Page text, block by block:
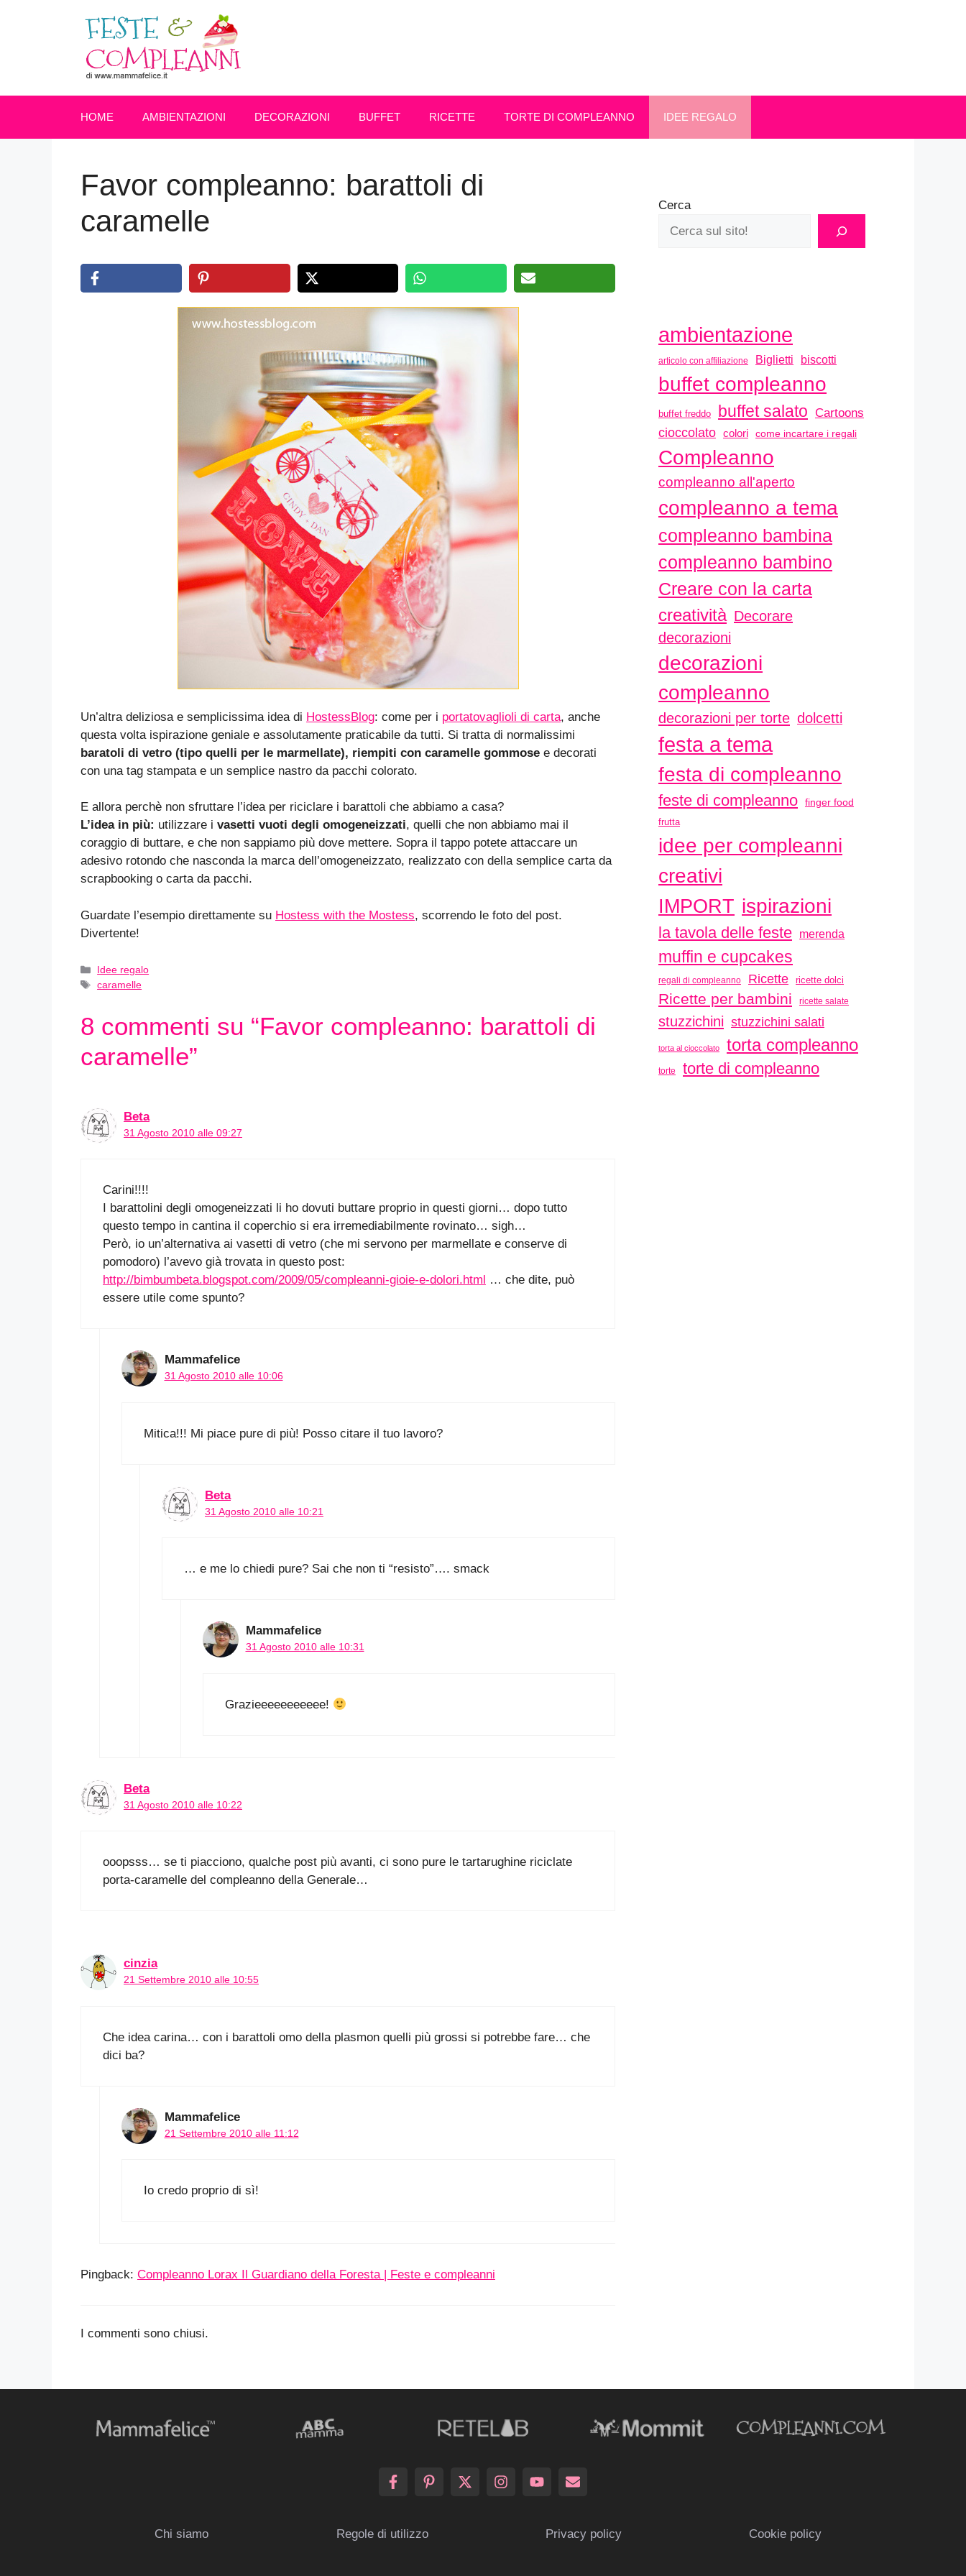
HOME AMBIENTAZIONI DECORAZIONI BUFFET RICETTE TORTE DI COMPLEANNO IDEE REGALO
Favor compleanno: barattoli di
caramelle
Un’altra deliziosa e semplicissima idea di HostessBlog: come per i portatovaglioli di carta, anche
questa volta ispirazione geniale e assolutamente praticabile da tutti. Si tratta di normalissimi
baratoli di vetro (tipo quelli per le marmellate), riempiti con caramelle gommose e decorati
con una tag stampata e un semplice nastro da pacchi colorato.
E allora perchè non sfruttare l’idea per riciclare i barattoli che abbiamo a casa?
L’idea in più: utilizzare i vasetti vuoti degli omogeneizzati, quelli che non abbiamo mai il
coraggio di buttare, e che non sappiamo più dove mettere. Sopra il tappo potete attaccare un
adesivo rotondo che nasconda la marca dell’omogeneizzato, realizzato con della semplice carta da
scrapbooking o carta da pacchi.
Guardate l’esempio direttamente su Hostess with the Mostess, scorrendo le foto del post.
Divertente!
Categorie
Idee regalo
Tag
caramelle
8 commenti su “Favor compleanno: barattoli di
caramelle”
Beta
31 Agosto 2010 alle 09:27
Carini!!!!
I barattolini degli omogeneizzati li ho dovuti buttare proprio in questi giorni… dopo tutto
questo tempo in cantina il coperchio si era irremediabilmente rovinato… sigh…
Però, io un’alternativa ai vasetti di vetro (che mi servono per marmellate e conserve di
pomodoro) l’avevo già trovata in questo post:
http://bimbumbeta.blogspot.com/2009/05/compleanni-gioie-e-dolori.html
… che dite, può
essere utile come spunto?
Mammafelice
31 Agosto 2010 alle 10:06
Mitica!!! Mi piace pure di più! Posso citare il tuo lavoro?
Beta
31 Agosto 2010 alle 10:21
… e me lo chiedi pure? Sai che non ti “resisto”…. smack
Mammafelice
31 Agosto 2010 alle 10:31
Grazieeeeeeeeeee!
Beta
31 Agosto 2010 alle 10:22
ooopsss… se ti piacciono, qualche post più avanti, ci sono pure le tartarughine riciclate
porta-caramelle del compleanno della Generale…
cinzia
21 Settembre 2010 alle 10:55
Che idea carina… con i barattoli omo della plasmon quelli più grossi si potrebbe fare… che
dici ba?
Mammafelice
21 Settembre 2010 alle 11:12
Io credo proprio di sì!
Pingback: Compleanno Lorax Il Guardiano della Foresta | Feste e compleanni
I commenti sono chiusi.
Cerca
ambientazione
articolo con affiliazione Biglietti biscotti
buffet compleanno
buffet freddo buffet salato Cartoons
cioccolato colori come incartare i regali
Compleanno
compleanno all'aperto
compleanno a tema
compleanno bambina
compleanno bambino
Creare con la carta
creatività Decorare
decorazioni
decorazioni
compleanno
decorazioni per torte dolcetti
festa a tema
festa di compleanno
feste di compleanno finger food
frutta
idee per compleanni
creativi
IMPORT ispirazioni
la tavola delle feste merenda
muffin e cupcakes
regali di compleanno Ricette ricette dolci
Ricette per bambini ricette salate
stuzzichini stuzzichini salati
torta al cioccolato torta compleanno
torte torte di compleanno
Chi siamo Regole di utilizzo Privacy policy Cookie policy